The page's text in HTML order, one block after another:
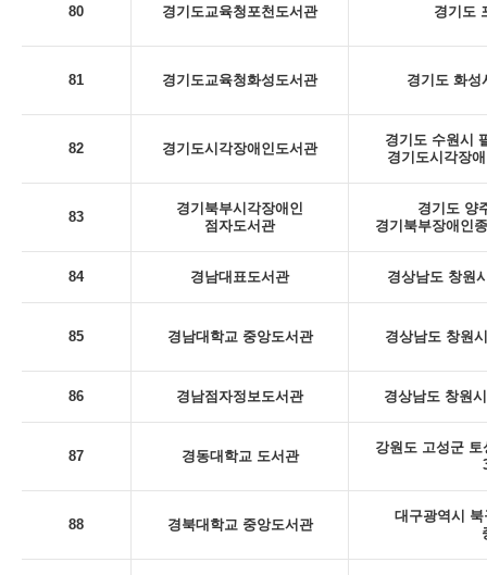
80 경기도교육청포천도서관 경기도
81 경기도교육청화성도서관 경기도 화성
82 경기도시각장애인도서관
경기도 수원시
경기도시각장
83
경기북부시각장애인
점자도서관
경기도 양
경기북부장애인
84 경남대표도서관 경상남도 창원
85 경남대학교 중앙도서관 경상남도 창원
86 경남점자정보도서관 경상남도 창원
87 경동대학교 도서관
강원도 고성군
88 경북대학교 중앙도서관
대구광역시